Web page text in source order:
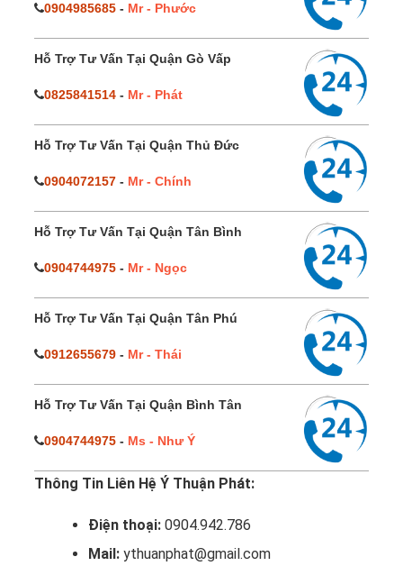
0904985685 - Mr - Phước
Hỗ Trợ Tư Vấn Tại Quận Gò Vấp
0825841514 - Mr - Phát
Hỗ Trợ Tư Vấn Tại Quận Thủ Đức
0904072157 - Mr - Chính
Hỗ Trợ Tư Vấn Tại Quận Tân Bình
0904744975 - Mr - Ngọc
Hỗ Trợ Tư Vấn Tại Quận Tân Phú
0912655679 - Mr - Thái
Hỗ Trợ Tư Vấn Tại Quận Bình Tân
0904744975 - Ms - Như Ý
Thông Tin Liên Hệ Ý Thuận Phát:
Điện thoại: 0904.942.786
Mail: ythuanphat@gmail.com